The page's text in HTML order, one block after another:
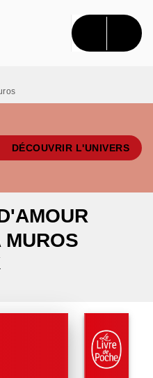
CONTENU
DÉCOUVRIR L'UNIVERS
MUROS